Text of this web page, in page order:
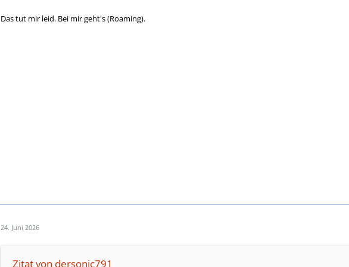
Das tut mir leid. Bei mir geht's (Roaming).
24. Juni 2026
Zitat von dersonic791